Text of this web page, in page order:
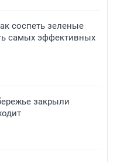
соспеть зеленые
самых эффективных
закрыли